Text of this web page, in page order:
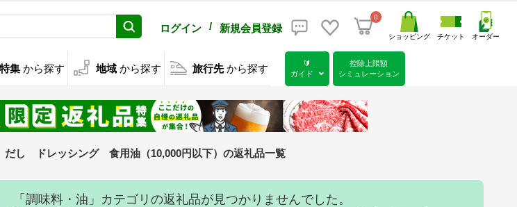
ログイン / 新規会員登録
0
ショッピング チケット オーダー
特集 から探す 地域 から探す 旅行先 から探す
🔰
ガイド
控除上限額
シミュレーション
ドレッシング 食用油（10,000円以下）の返礼品一覧
「調味料・油」カテゴリの返礼品が見つかりませんでした。